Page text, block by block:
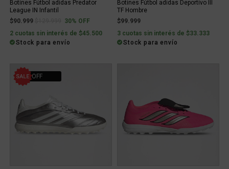
Botines Fútbol adidas Predator
League IN Infantil
$90.999
Price reduced from
to30% OFF
2 cuotas sin interés de $45.500
Stock para envío
Botines Fútbol adidas Deportivo III
TF Hombre
$99.999
3 cuotas sin interés de $33.333
Stock para envío
30% OFF